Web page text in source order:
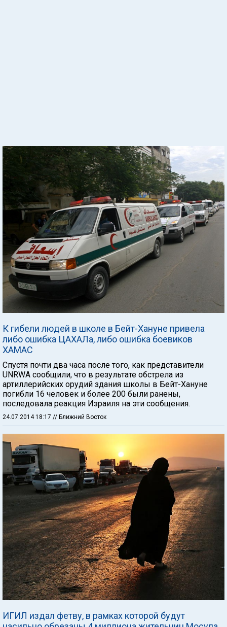
К гибели людей в школе в Бейт-Хануне привела
либо ошибка ЦАХАЛа, либо ошибка боевиков
ХАМАС
Спустя почти два часа после того, как представители
UNRWA сообщили, что в результате обстрела из
артиллерийских орудий здания школы в Бейт-Хануне
погибли 16 человек и более 200 были ранены,
последовала реакция Израиля на эти сообщения.
24.07.2014 18:17 // Ближний Восток
ИГИЛ издал фетву, в рамках которой будут